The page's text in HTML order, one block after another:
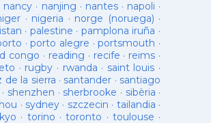
nancy · nanjing · nantes· napoli ·
· nigeria · norge (noruega) ·
· palestine · pamplona iruña ·
·porto alegre ·portsmouth ·
congo · reading · recife · reims ·
· rugby · rwanda · saint louis ·
de la sierra · santander · santiago
· shenzhen · sherbrooke · sibèria ·
· sydney · szczecin · tailandia ·
· torino ·toronto · toulouse ·